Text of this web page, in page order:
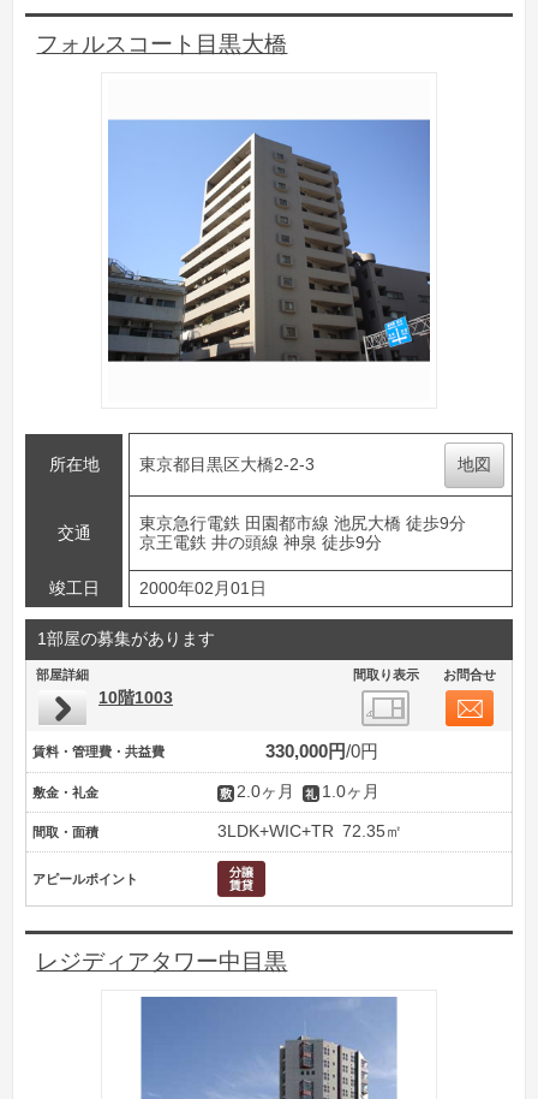
フォルスコート目黒大橋
所在地 東京都目黒区大橋2-2-3 地図
交通
東京急行電鉄 田園都市線 池尻大橋 徒歩9分
京王電鉄 井の頭線 神泉 徒歩9分
竣工日 2000年02月01日
1部屋の募集があります
部屋詳細 間取り表示 お問合せ
10階1003
賃料・管理費・共益費 330,000円 0円
敷金・礼金 2.0ヶ月 1.0ヶ月
間取・面積 3LDK+WIC+TR 72.35㎡
アピールポイント
レジディアタワー中目黒